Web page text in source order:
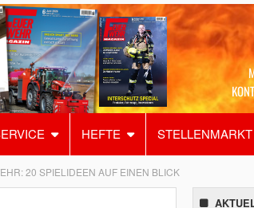
HEFTE STELLENMARKT
20 SPIELIDEEN AUF EINEN BLICK